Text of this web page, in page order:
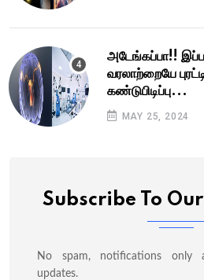
அடேங்கப்பா!!
வரலாற்றையே
கண்டுபிடிப்பு...
MAY 25, 2024
Subscribe To
No spam, notifications only
updates.